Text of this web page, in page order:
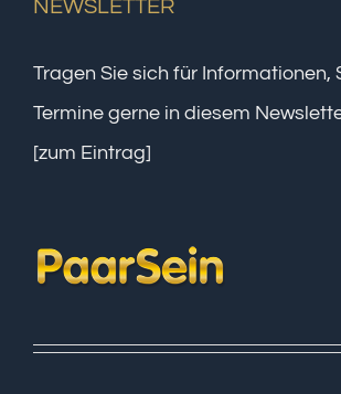
NEWSLETTER
Tragen Sie sich für Informationen,
Termine gerne in diesem
[zum Eintrag]